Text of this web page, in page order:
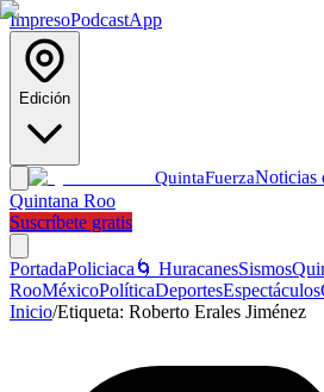
ImpresoPodcastApp
Edición
QuintaFuerzaNoticias
Quintana Roo
Suscríbete gratis
PortadaPoliciaca 🌀 HuracanesSismos
RooMéxicoPolíticaDeportesEspectáculos
Inicio/Etiqueta: Roberto Erales Jiménez